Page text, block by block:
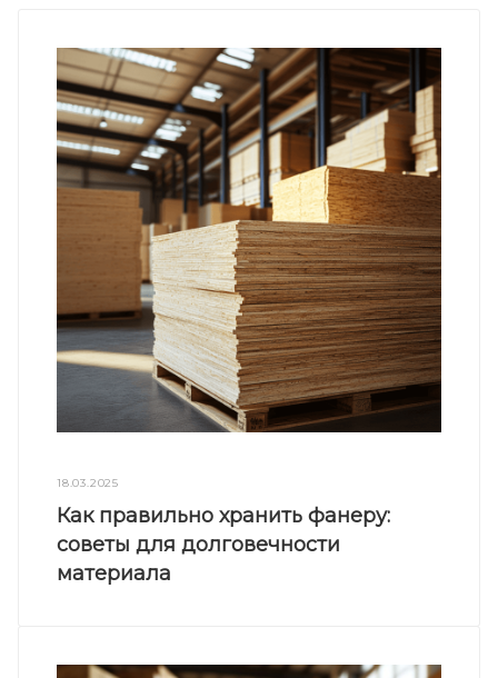
18.03.2025
Как правильно хранить фанеру:
советы для долговечности
материала